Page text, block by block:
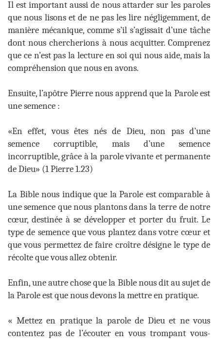
Il est important aussi de nous attarder sur les paroles
que nous lisons et de ne pas les lire négligemment, de
manière mécanique, comme s’il s’agissait d’une tâche
dont nous chercherions à nous acquitter. Comprenez
que ce n’est pas la lecture en soi qui nous aide, mais la
compréhension que nous en avons.
Ensuite, l’apôtre Pierre nous apprend que la Parole est
une semence :
«En effet, vous êtes nés de Dieu, non pas d’une
semence corruptible, mais d’une semence
incorruptible, grâce à la parole vivante et permanente
de Dieu» (1 Pierre 1.23)
La Bible nous indique que la Parole est comparable à
une semence que nous plantons dans la terre de notre
cœur, destinée à se développer et porter du fruit. Le
type de semence que vous plantez dans votre cœur et
que vous permettez de faire croître désigne le type de
récolte que vous allez obtenir.
Enfin, une autre chose que la Bible nous dit au sujet de
la Parole est que nous devons la mettre en pratique.
« Mettez en pratique la parole de Dieu et ne vous
contentez pas de l’écouter en vous trompant vous-